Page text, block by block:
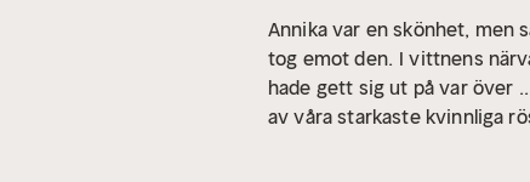
Annika var en skönhet, men
tog emot den. I vittnens
hade gett sig ut på var över
av våra starkaste kvinnliga